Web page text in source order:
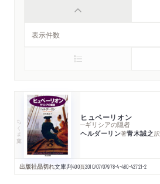
ちくま文庫 ヒュペーリオン
─ギリシアの隠者
ヘルダーリン著青木誠之訳
出版社品切れ文庫判400頁2010/07/07978-4-480-42721-2